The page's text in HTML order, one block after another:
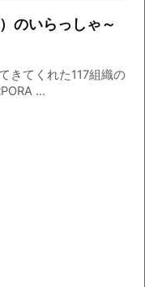
のいらっしゃ～
きてくれた117組織の
...